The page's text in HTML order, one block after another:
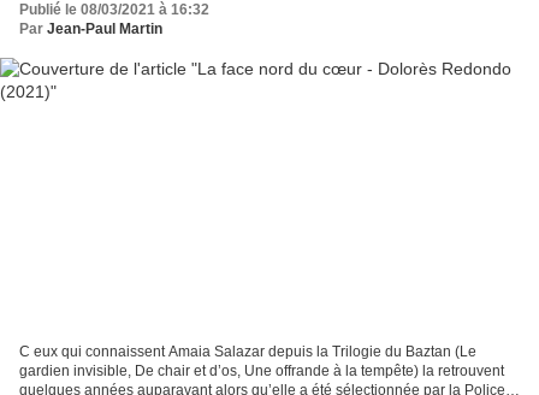
Publié le 08/03/2021 à 16:32
Par Jean-Paul Martin
C eux qui connaissent Amaia Salazar depuis la Trilogie du Baztan (Le
gardien invisible, De chair et d’os, Une offrande à la tempête) la retrouvent
quelques années auparavant alors qu’elle a été sélectionnée par la Police